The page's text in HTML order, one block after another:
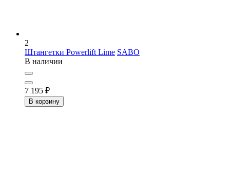
2
Штангетки Powerlift Lime SABO
В наличии
7 195 ₽
В корзину